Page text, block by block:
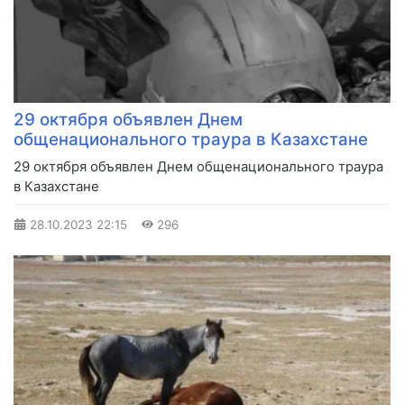
29 октября объявлен Днем
общенационального траура в Казахстане
29 октября объявлен Днем общенационального траура
в Казахстане
28.10.2023 22:15 296